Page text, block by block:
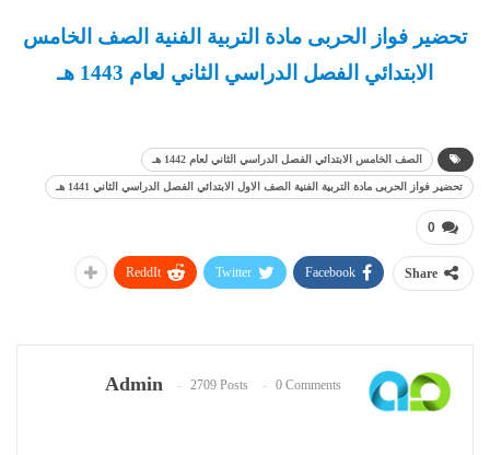
تحضير فواز الحربى مادة التربية الفنية الصف الخامس
الابتدائي الفصل الدراسي الثاني لعام 1443 هـ
الصف الخامس الابتدائي الفصل الدراسي الثاني لعام 1442 هـ
تحضير فواز الحربى مادة التربية الفنية الصف الاول الابتدائي الفصل الدراسي الثاني 1441 هـ
0
Share
Facebook
Twitter
ReddIt
Admin 2709 Posts 0 Comments